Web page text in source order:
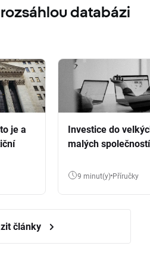
databázi
je a
Investice do
malých společností
9 minut(y) Příručky
články